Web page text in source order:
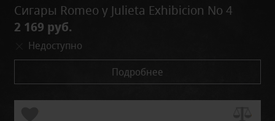
Сигары Romeo y Julieta Exhibicion No 4
2 169 руб.
Недоступно
Подробнее